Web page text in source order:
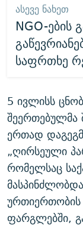
ᲐᲡᲔᲕᲔ ᲜᲐᲮᲔᲗ
NGO-ების
საფრთხე
5 ივლისს
შეერთებულმა
ერთად
„ღირსეული
რომელსაც
ფარგლებში,